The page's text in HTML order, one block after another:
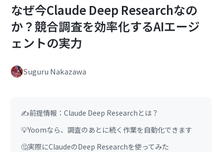
なぜ今Claude Deep Researchなの
か？競合調査を効率化するAIエージ
ェントの実力
Suguru Nakazawa
✍️前提情報：Claude Deep Researchとは？
💡Yoomなら、調査のあとに続く作業を自動化できます
🤔実際にClaudeのDeep Researchを使ってみた